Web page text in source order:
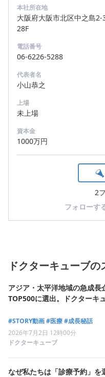
本社所在地
大阪府大阪市北区中之島
28F
電話番号
06-6226-5288
代表者名
小山恭之
上場
未上場
資本金
1000万円
2
フォローす
ドクターキューブの
アジア・太平洋地域の急成長
TOP500に選出。ドクターキ
#STORY動画#医療#成長秘話
2026年7月2日 12時00分
ドクターキューブ
なぜ私たちは「診療予約」を